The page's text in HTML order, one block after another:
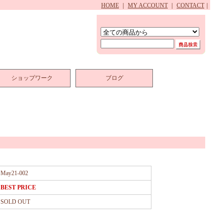
HOME MY ACCOUNT CONTACT
ショップワーク ブログ
May21-002
BEST PRICE
SOLD OUT